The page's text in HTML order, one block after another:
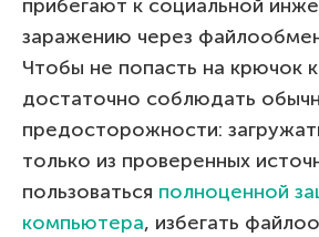
прибегают к социальной
заражению через
Чтобы не попасть на крючок
достаточно соблюдать
предосторожности:
только из проверенных
пользоваться полноценной
компьютера, избегать